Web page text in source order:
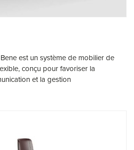
est un système de mobilier de
conçu pour favoriser la
et la gestion